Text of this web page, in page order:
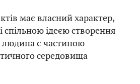
має власний характер,
спільною ідеєю створення
людина є частиною
середовища